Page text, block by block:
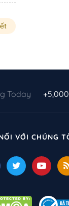
Today +5,000
VỚI CHÚNG